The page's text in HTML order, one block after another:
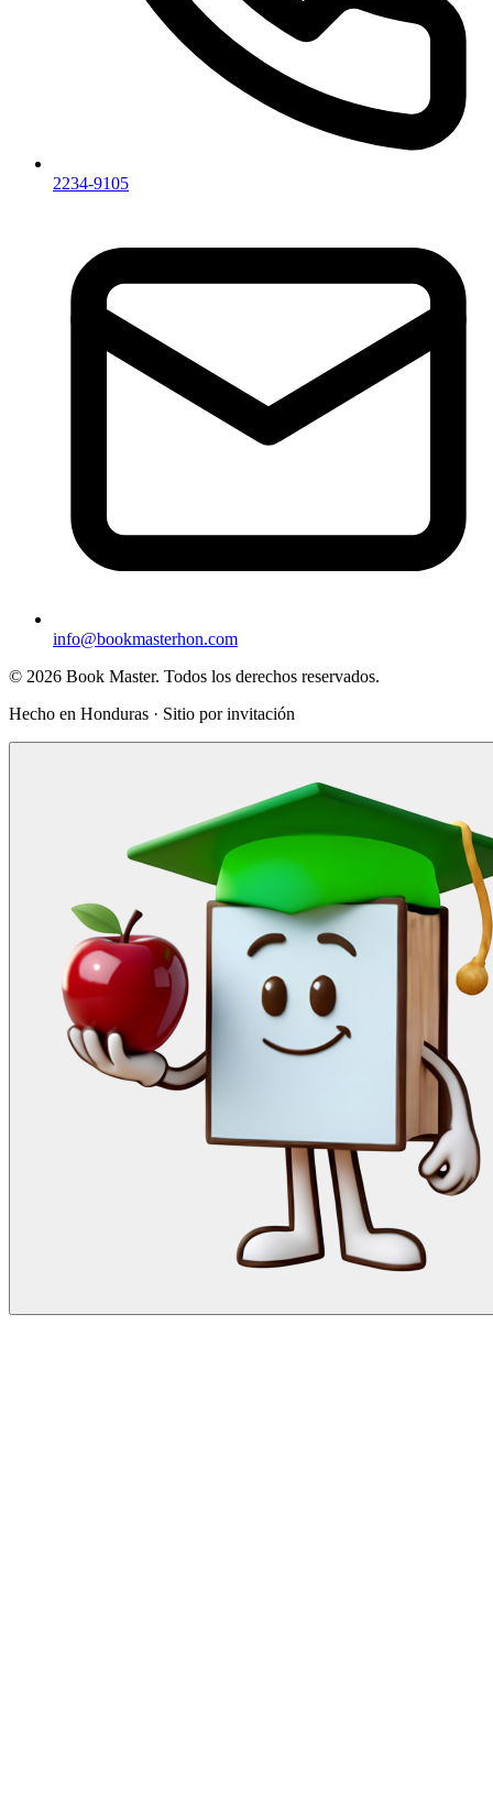
2234-9105
info@bookmasterhon.com
© 2026 Book Master. Todos los derechos reservados.
Hecho en Honduras · Sitio por invitación